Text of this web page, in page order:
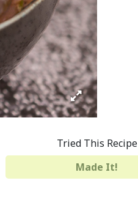
Tried This Recipe
Made It!